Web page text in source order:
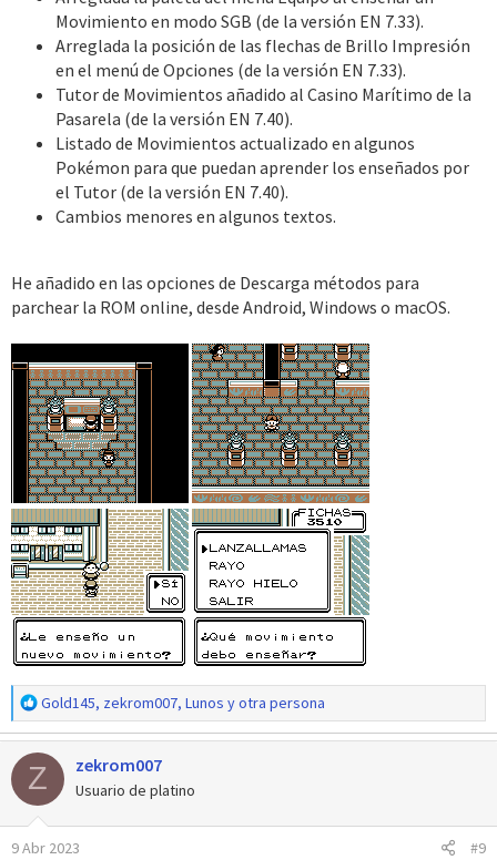
Movimiento en modo SGB (de la versión EN 7.33).
Arreglada la posición de las flechas de Brillo Impresión
en el menú de Opciones (de la versión EN 7.33).
Tutor de Movimientos añadido al Casino Marítimo de la
Pasarela (de la versión EN 7.40).
Listado de Movimientos actualizado en algunos
Pokémon para que puedan aprender los enseñados por
el Tutor (de la versión EN 7.40).
Cambios menores en algunos textos.
He añadido en las opciones de Descarga métodos para
parchear la ROM online, desde Android, Windows o macOS.
R
e
a
c
c
i
o
n
Gold145, zekrom007, Lunos y otra persona
Z zekrom007
Usuario de platino
9 Abr 2023 #9